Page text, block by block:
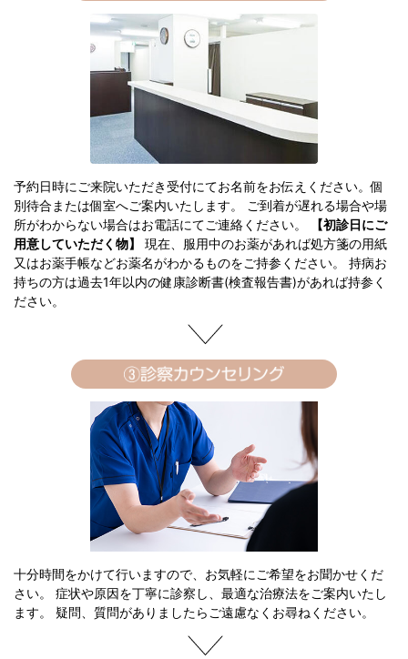
予約日時にご来院いただき受付にてお名前をお伝えください。個
別待合または個室へご案内いたします。 ご到着が遅れる場合や場
所がわからない場合はお電話にてご連絡ください。
【初診日にご
用意していただく物】
現在、服用中のお薬があれば処方箋の用紙
又はお薬手帳などお薬名がわかるものをご持参ください。 持病お
持ちの方は過去1年以内の健康診断書(検査報告書)があれば持参く
ださい。
十分時間をかけて行いますので、お気軽にご希望をお聞かせくだ
さい。 症状や原因を丁寧に診察し、最適な治療法をご案内いたし
ます。 疑問、質問がありましたらご遠慮なくお尋ねください。